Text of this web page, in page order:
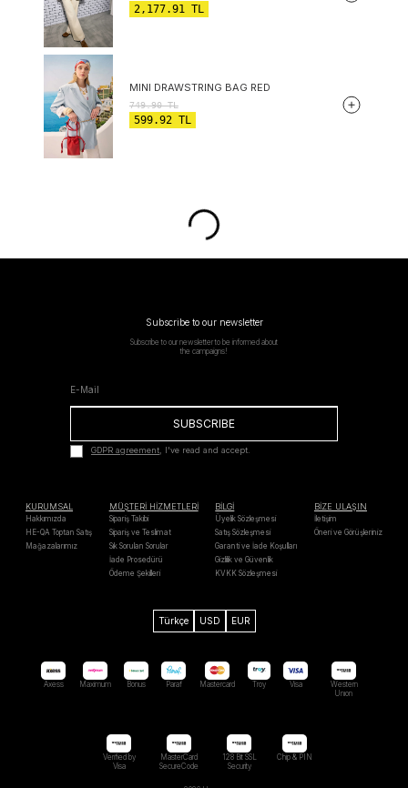
2,177.91 TL
MINI DRAWSTRING BAG RED
749.90TL
599.92 TL
Subscribe to our newsletter
Subscribe to our newsletter to be informed about
the campaigns!
SUBSCRIBE
GDPR agreement, I've read and accept.
KURUMSAL
Hakkımızda
HE-QA Toptan Satış
Mağazalarımız
MÜŞTERİ HİZMETLERİ
Sipariş Takibi
Sipariş ve Teslimat
Sık Sorulan Sorular
İade Prosedürü
Ödeme Şekilleri
BİLGİ
Üyelik Sözleşmesi
Satış Sözleşmesi
Garanti ve İade Koşulları
Gizlilik ve Güvenlik
KVKK Sözleşmesi
BİZE ULAŞIN
İletişim
Öneri ve Görüşleriniz
Türkçe USD EUR
Axess Maximum Bonus Paraf Mastercard Troy Visa
Western
Unıon
Verified by
Visa
MasterCard
SecureCode
128 Bit SSL
Security
Chip & PIN